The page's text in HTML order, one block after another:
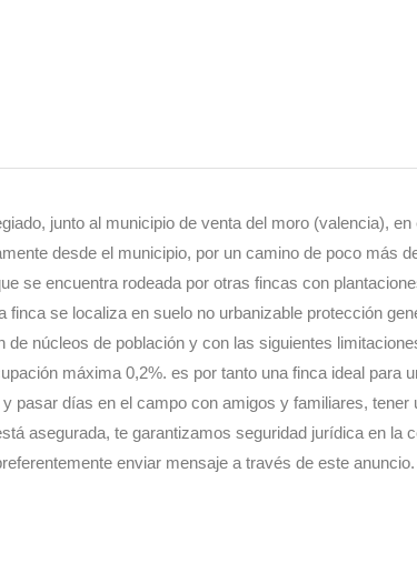
junto al municipio de venta del moro (valencia),
desde el municipio, por un camino de poco más
se encuentra rodeada por otras fincas con
se localiza en suelo no urbanizable protección
núcleos de población y con las siguientes
máxima 0,2%. es por tanto una finca ideal para
días en el campo con amigos y familiares, tener
asegurada, te garantizamos seguridad jurídica en la
enviar mensaje a través de este anuncio.